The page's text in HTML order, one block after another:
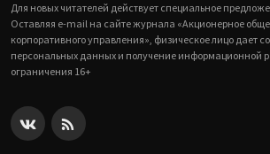
Для новых читателей действует специальное
Оставляя e-mail на сайте журнала «Акционерное
корпоративного управления», физическое лицо дает
персональных данных и получение информационной
ограничения 16+